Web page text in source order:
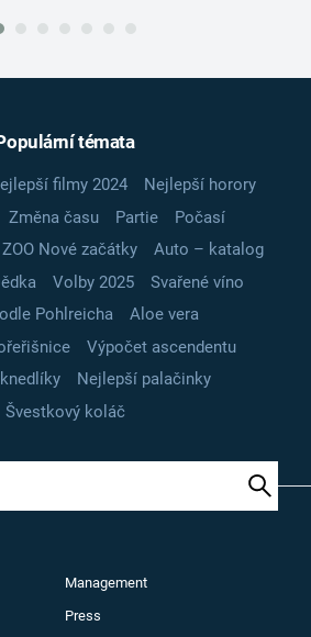
témata
filmy 2024
Nejlepší horory
Změna času Partie
Počasí
ZOO Nové začátky
Auto – katalog
Volby 2025
Svařené víno
Pohlreicha
Aloe vera
Výpočet ascendentu
Nejlepší palačinky
Švestkový koláč
Management
Press